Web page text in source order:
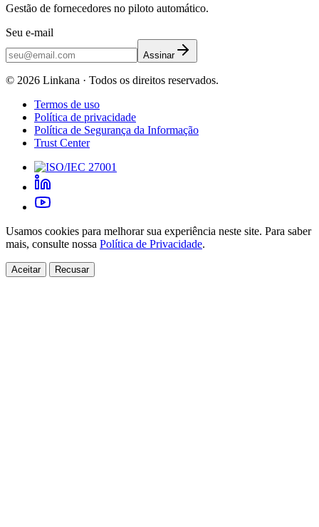
Gestão de fornecedores no piloto automático.
Seu e-mail
Assinar
© 2026 Linkana · Todos os direitos reservados.
Termos de uso
Política de privacidade
Política de Segurança da Informação
Trust Center
Usamos cookies para melhorar sua experiência neste site. Para saber
mais, consulte nossa Política de Privacidade.
Aceitar Recusar